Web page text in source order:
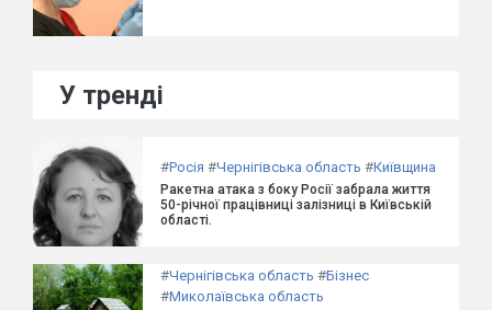
У тренді
#Росія #Чернігівська область #Київщина
Ракетна атака з боку Росії забрала життя
50-річної працівниці залізниці в Київській
області.
#Чернігівська область #Бізнес
#Миколаївська область